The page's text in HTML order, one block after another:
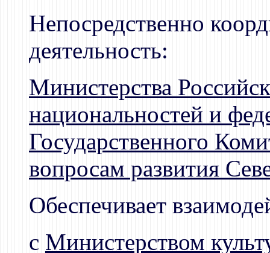
Непосредственно
деятельность:
Министерства
национальностей и
Государственного
вопросам развития
Обеспечивает
с Министерством